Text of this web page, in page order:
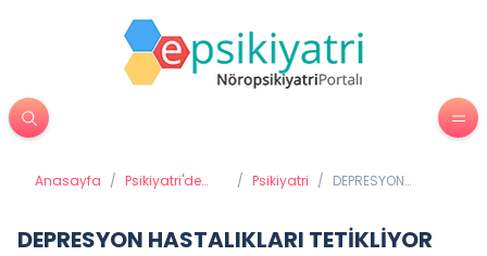
Anasayfa / Psikiyatri'de
/ Psikiyatri / DEPRESYON
DEPRESYON HASTALIKLARI TETİKLİYOR